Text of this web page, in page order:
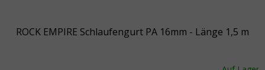
ROCK EMPIRE Schlaufengurt PA 16mm - Länge 1,5 m